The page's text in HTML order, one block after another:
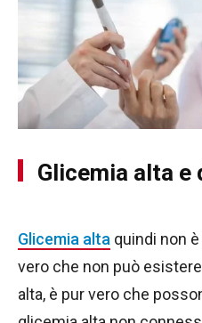
Glicemia alta e
Glicemia alta quindi non
vero che non può
alta, è pur vero che